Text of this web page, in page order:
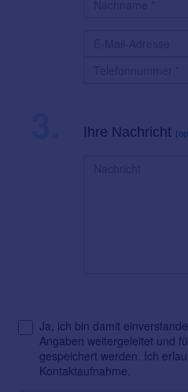
Ihre Nachricht
Ja, ich bin damit
Angaben weitergeleitet und
gespeichert werden. Ich
Kontaktaufnahme.